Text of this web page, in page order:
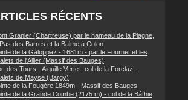
RÉCENTS
Granier (Chartreuse) par le hameau de la Plagne,
des Barres et la Balme à Colon
de la Galoppaz - 1681m - par le Fournet et les
de l'Allier (Massif des Bauges)
des Tours - Aiguille Verte - col de la Forclaz -
de Mayse (Bargy)
de la Fougère 1849m - Massif des Bauges
de la Grande Combe (2175 m) - col de la Bâthie